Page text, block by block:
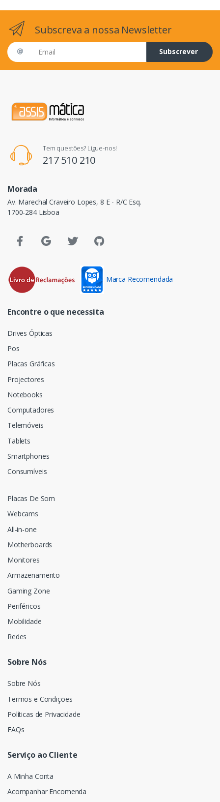
Subscreva a nossa Newsletter
Email address
Subscrever
Tem questões? Ligue-nos!
217 510 210
Morada
Av. Marechal Craveiro Lopes, 8 E - R/C Esq.
1700-284 Lisboa
Marca Recomendada
Encontre o que necessita
Drives Ópticas
Pos
Placas Gráficas
Projectores
Notebooks
Computadores
Telemóveis
Tablets
Smartphones
Consumíveis
Placas De Som
Webcams
All-in-one
Motherboards
Monitores
Armazenamento
Gaming Zone
Periféricos
Mobilidade
Redes
Sobre Nós
Sobre Nós
Termos e Condições
Políticas de Privacidade
FAQs
Serviço ao Cliente
A Minha Conta
Acompanhar Encomenda